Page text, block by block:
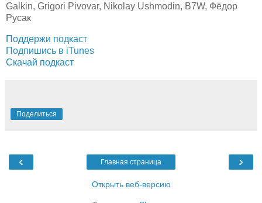
Galkin, Grigori Pivovar, Nikolay Ushmodin, B7W, Фёдор
Русак
Поддержи подкаст
Подпишись в iTunes
Скачай подкаст
Поделиться
‹ ›
Главная страница
Открыть веб-версию